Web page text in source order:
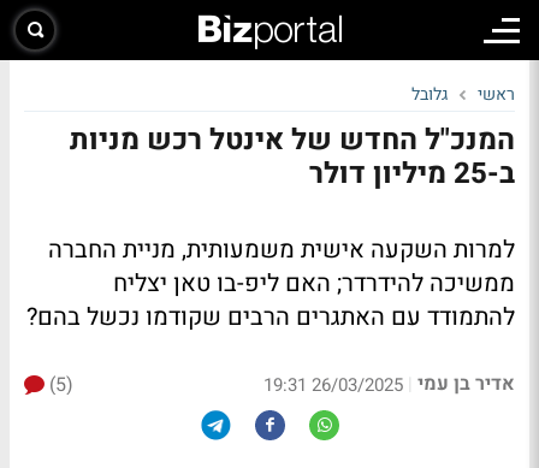
ראשי גלובל
המנכ"ל החדש של אינטל רכש מניות
ב-25 מיליון דולר
למרות השקעה אישית משמעותית, מניית החברה
ממשיכה להידרדר; האם ליפ-בו טאן יצליח
להתמודד עם האתגרים הרבים שקודמו נכשל בהם?
אדיר בן עמי |
26/03/2025 19:31
(5)